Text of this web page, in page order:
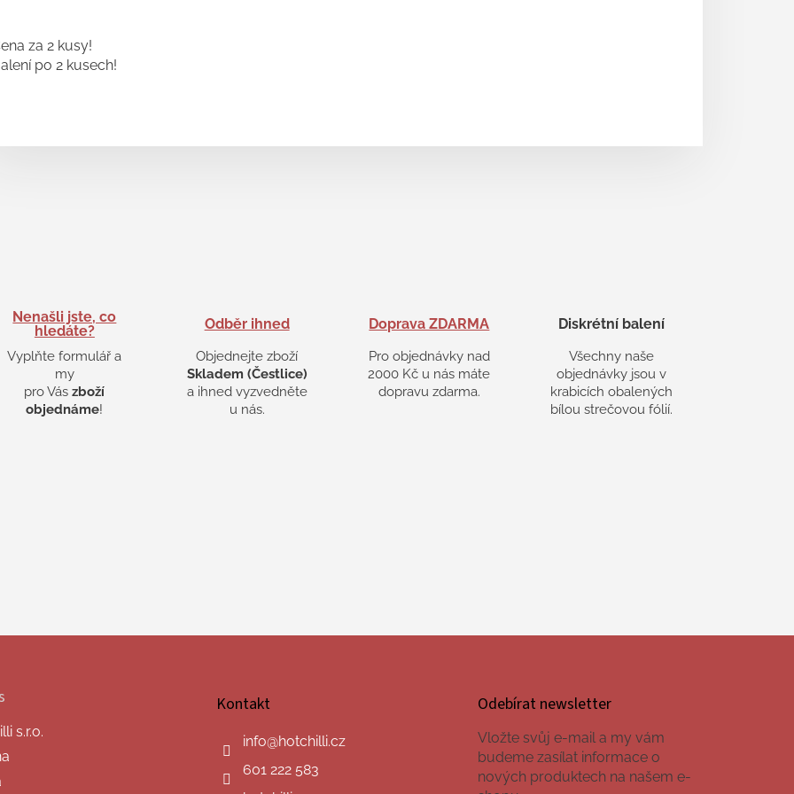
Nenašli jste, co
hledáte?
Vyplňte formulář a
my
pro Vászboží
objednáme!
Odběr ihned
Objednejte zboží
Skladem (Čestlice)
a ihned vyzvedněte
u nás.
Doprava ZDARMA
Pro objednávky nad
2000 Kč u nás máte
dopravu zdarma.
Diskrétní balení
Všechny naše
objednávky jsou v
krabicích obalených
bílou strečovou fólií.
za 2 kusy!
po 2 kusech!
s.r.o.
Kontakt
info@hotchilli.cz
601 222 583
Odebírat newsletter
Vložte svůj e-mail a my vám
budeme zasílat informace o
nových produktech na našem e-